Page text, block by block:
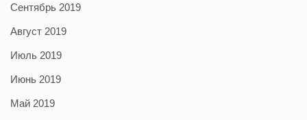
Сентябрь 2019
Август 2019
Июль 2019
Июнь 2019
Май 2019